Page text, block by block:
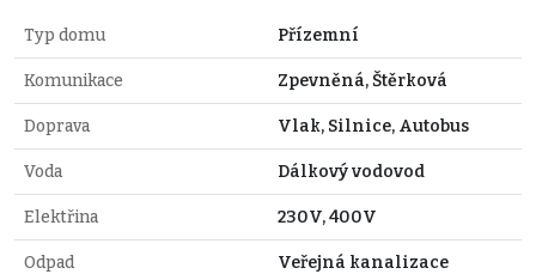
Typ domu Přízemní
Komunikace Zpevněná, Štěrková
Doprava Vlak, Silnice, Autobus
Voda Dálkový vodovod
Elektřina 230V, 400V
Odpad Veřejná kanalizace